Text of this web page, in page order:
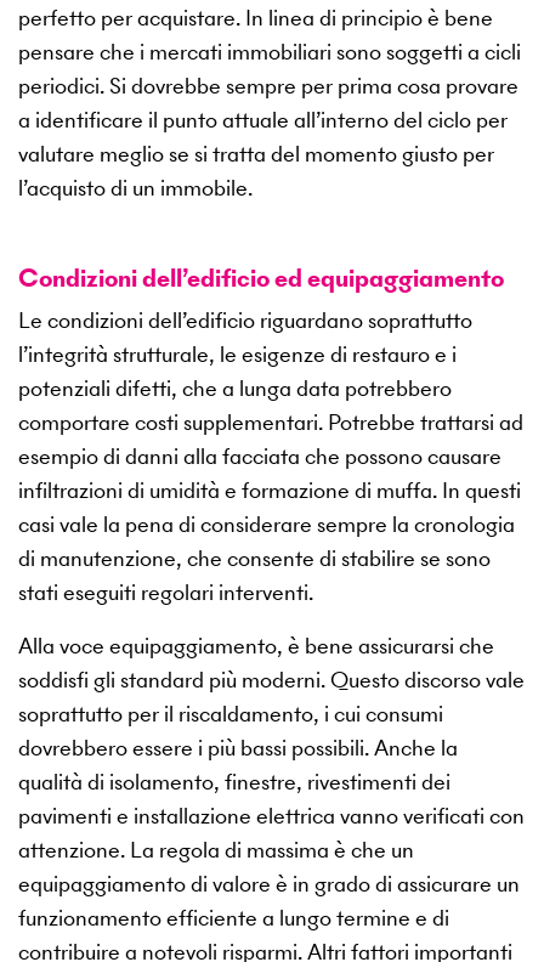
perfetto per acquistare. In linea di principio è bene
pensare che i mercati immobiliari sono soggetti a cicli
periodici. Si dovrebbe sempre per prima cosa provare
a identificare il punto attuale all’interno del ciclo per
valutare meglio se si tratta del momento giusto per
l’acquisto di un immobile.
Condizioni dell’edificio ed equipaggiamento
Le condizioni dell’edificio riguardano soprattutto
l’integrità strutturale, le esigenze di restauro e i
potenziali difetti, che a lunga data potrebbero
comportare costi supplementari. Potrebbe trattarsi ad
esempio di danni alla facciata che possono causare
infiltrazioni di umidità e formazione di muffa. In questi
casi vale la pena di considerare sempre la cronologia
di manutenzione, che consente di stabilire se sono
stati eseguiti regolari interventi.
Alla voce equipaggiamento, è bene assicurarsi che
soddisfi gli standard più moderni. Questo discorso vale
soprattutto per il riscaldamento, i cui consumi
dovrebbero essere i più bassi possibili. Anche la
qualità di isolamento, finestre, rivestimenti dei
pavimenti e installazione elettrica vanno verificati con
attenzione. La regola di massima è che un
equipaggiamento di valore è in grado di assicurare un
funzionamento efficiente a lungo termine e di
contribuire a notevoli risparmi. Altri fattori importanti